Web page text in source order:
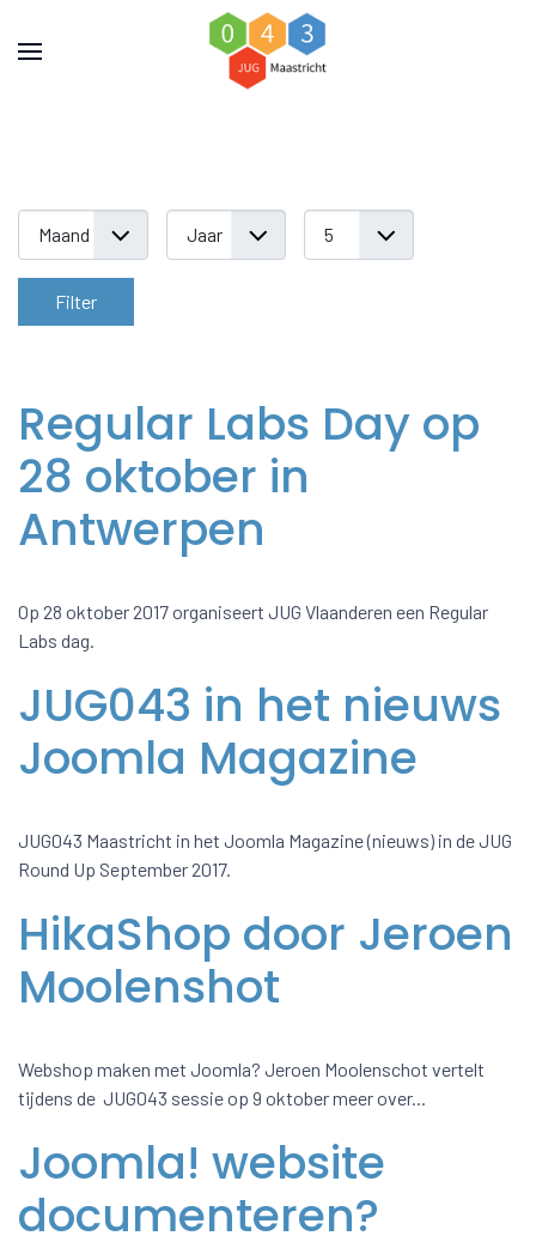
Filter
Regular Labs Day op
28 oktober in
Antwerpen
Op 28 oktober 2017 organiseert JUG Vlaanderen een Regular
Labs dag.
JUG043 in het nieuws
Joomla Magazine
JUG043 Maastricht in het Joomla Magazine (nieuws) in de JUG
Round Up September 2017.
HikaShop door Jeroen
Moolenshot
Webshop maken met Joomla? Jeroen Moolenschot vertelt
tijdens de JUG043 sessie op 9 oktober meer over...
Joomla! website
documenteren?